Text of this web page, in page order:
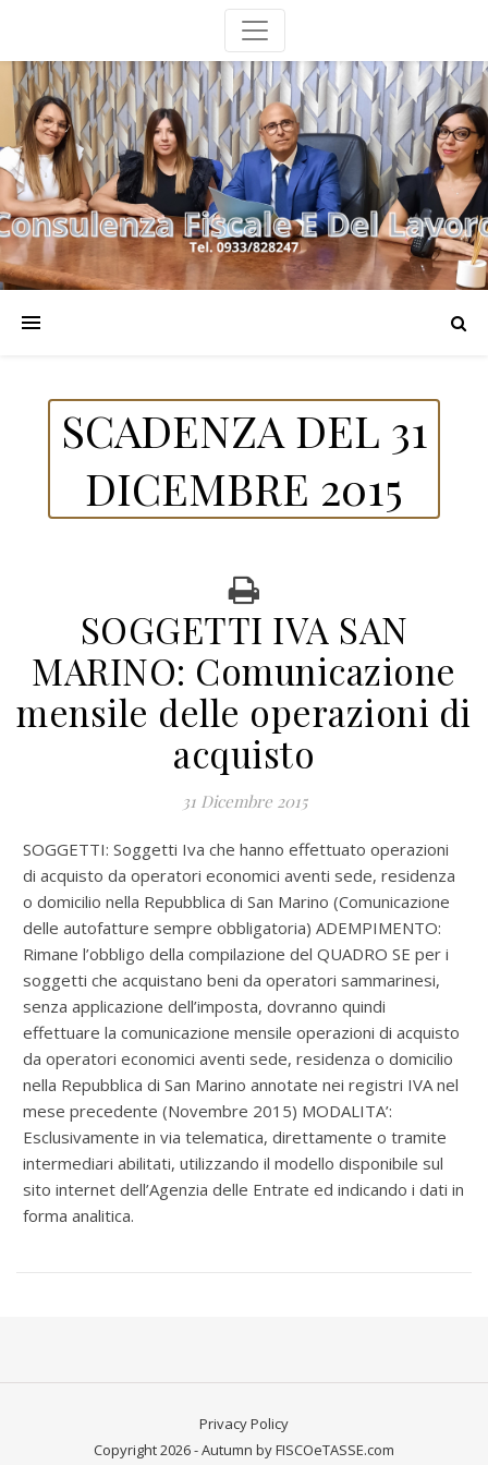
SCADENZA DEL 31
DICEMBRE 2015
SOGGETTI IVA SAN
MARINO: Comunicazione
mensile delle operazioni di
acquisto
31 Dicembre 2015
SOGGETTI: Soggetti Iva che hanno effettuato operazioni
di acquisto da operatori economici aventi sede, residenza
o domicilio nella Repubblica di San Marino (Comunicazione
delle autofatture sempre obbligatoria) ADEMPIMENTO:
Rimane l’obbligo della compilazione del QUADRO SE per i
soggetti che acquistano beni da operatori sammarinesi,
senza applicazione dell’imposta, dovranno quindi
effettuare la comunicazione mensile operazioni di acquisto
da operatori economici aventi sede, residenza o domicilio
nella Repubblica di San Marino annotate nei registri IVA nel
mese precedente (Novembre 2015) MODALITA’:
Esclusivamente in via telematica, direttamente o tramite
intermediari abilitati, utilizzando il modello disponibile sul
sito internet dell’Agenzia delle Entrate ed indicando i dati in
forma analitica.
Privacy Policy
Copyright 2026 - Autumn by FISCOeTASSE.com